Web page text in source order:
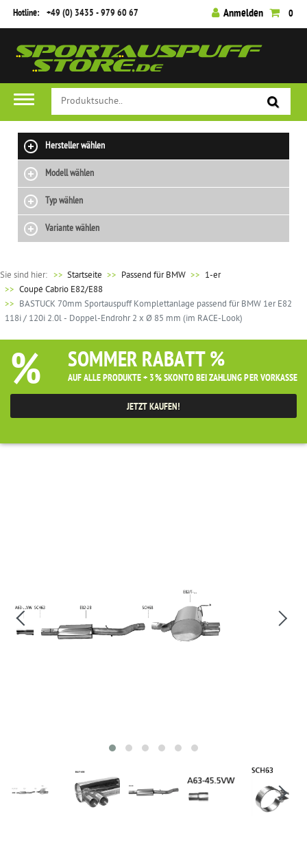
Hotline: +49 (0) 3435 - 979 60 67 Anmelden 0
Hersteller wählen
Modell wählen
Typ wählen
Variante wählen
Sie sind hier: >> Startseite Passend für BMW
1-er
Coupé Cabrio E82/E88
BASTUCK 70mm Sportauspuff Komplettanlage passend für BMW 1er E82
118i / 120i 2.0l - Doppel-Endrohr 2 x Ø 85 mm (im RACE-Look)
% SOMMER RABATT %
AUF ALLE PRODUKTE + 3% SKONTO BEI ZAHLUNG PER VORKASSE
JETZT KAUFEN!